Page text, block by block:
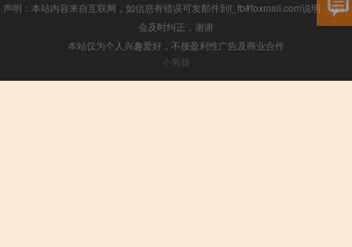
声明：本站内容来自互联网，如信息有错误可发邮件到f_fb#foxmail.com说明，我们
会及时纠正，谢谢
本站仅为个人兴趣爱好，不接盈利性广告及商业合作
小男孩